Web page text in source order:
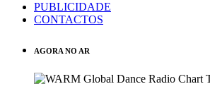
PUBLICIDADE
CONTACTOS
AGORA NO AR